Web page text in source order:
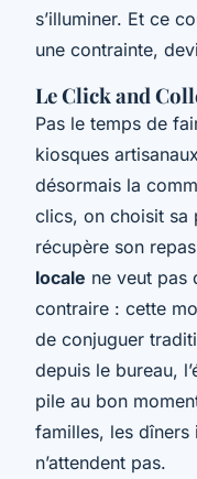
s’illuminer. Et ce
une contrainte,
Le Click and
Pas le temps de
kiosques
désormais la
clics, on choisit sa
récupère son
locale ne veut pas
contraire : cette
de conjuguer
depuis le bureau,
pile au bon
familles, les dîners
n’attendent pas.